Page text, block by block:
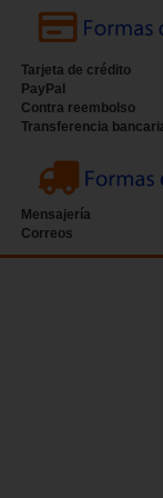
Tarjeta de crédito
PayPal
Contra reembolso
Transferencia
Mensajería
Correos